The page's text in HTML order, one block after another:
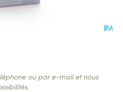
ou par e-mail et nous